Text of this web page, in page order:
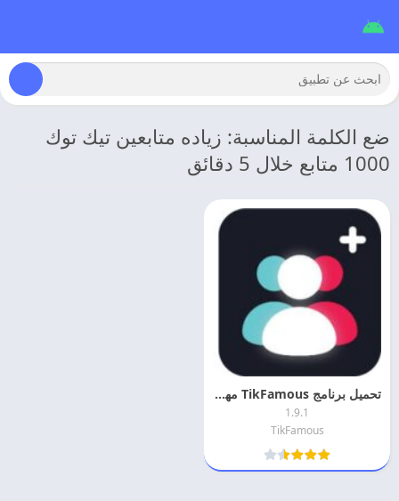
ضع الكلمة المناسبة: زياده متابعين تيك توك
1000 متابع خلال 5 دقائق
تحميل برنامج TikFamous مهكر 2026 رشق متابعين التيك توك
1.9.1
TikFamous